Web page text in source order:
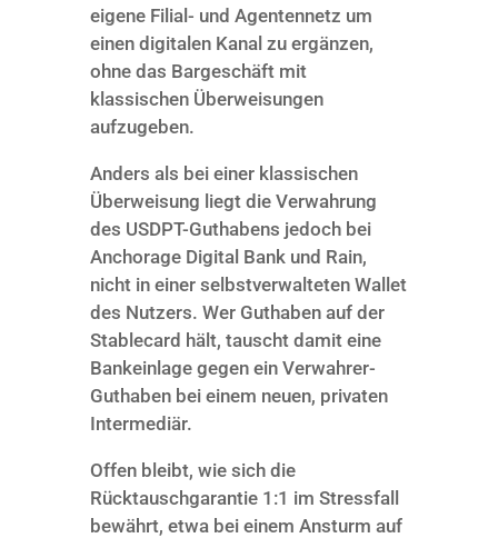
eigene Filial- und Agentennetz um
einen digitalen Kanal zu ergänzen,
ohne das Bargeschäft mit
klassischen Überweisungen
aufzugeben.
Anders als bei einer klassischen
Überweisung liegt die Verwahrung
des USDPT-Guthabens jedoch bei
Anchorage Digital Bank und Rain,
nicht in einer selbstverwalteten Wallet
des Nutzers. Wer Guthaben auf der
Stablecard hält, tauscht damit eine
Bankeinlage gegen ein Verwahrer-
Guthaben bei einem neuen, privaten
Intermediär.
Offen bleibt, wie sich die
Rücktauschgarantie 1:1 im Stressfall
bewährt, etwa bei einem Ansturm auf